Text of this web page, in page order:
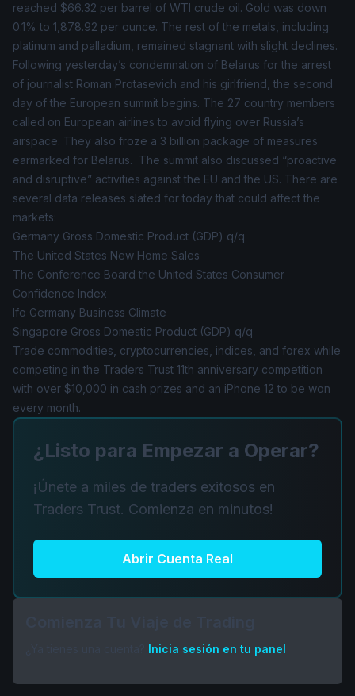
reached $66.32 per barrel of WTI crude oil. Gold was down
0.1% to 1,878.92 per ounce. The rest of the metals, including
platinum and palladium, remained stagnant with slight declines.
Following yesterday’s condemnation of Belarus for the arrest
of journalist Roman Protasevich and his girlfriend, the second
day of the European summit begins. The 27 country members
called on European airlines to avoid flying over Russia’s
airspace. They also froze a 3 billion package of measures
earmarked for Belarus. The summit also discussed “proactive
and disruptive” activities against the EU and the US. There are
several data releases slated for today that could affect the
markets:
Germany Gross Domestic Product (GDP) q/q
The United States New Home Sales
The Conference Board the United States Consumer
Confidence Index
Ifo Germany Business Climate
Singapore Gross Domestic Product (GDP) q/q
Trade commodities, cryptocurrencies, indices, and forex while
competing in the Traders Trust 11th anniversary competition
with over $10,000 in cash prizes and an iPhone 12 to be won
every month.
¿Listo para Empezar a Operar?
¡Únete a miles de traders exitosos en
Traders Trust. Comienza en minutos!
Abrir Cuenta Real
Inicia sesión en tu panel